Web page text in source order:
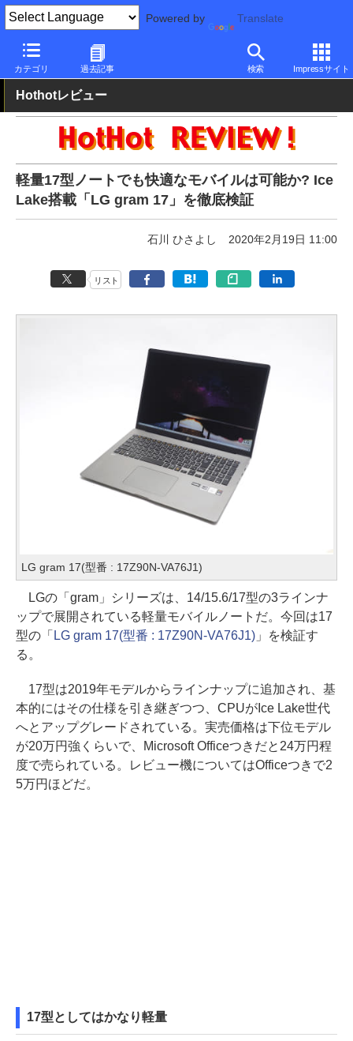
Powered by Translate
カテゴリ 過去記事 検索 Impressサイト
PC Watch パソコン/タブレット/スマートフォン モバイルノート
Hothotレビュー
軽量17型ノートでも快適なモバイルは可能か? Ice
Lake搭載「LG gram 17」を徹底検証
石川 ひさよし 2020年2月19日 11:00
リスト
LG gram 17(型番 : 17Z90N-VA76J1)
LGの「gram」シリーズは、14/15.6/17型の3ラインナ
ップで展開されている軽量モバイルノートだ。今回は17
型の「 LG gram 17(型番 : 17Z90N-VA76J1)」を検証す
る。
17型は2019年モデルからラインナップに追加され、基
本的にはその仕様を引き継ぎつつ、CPUがIce Lake世代
へとアップグレードされている。実売価格は下位モデル
が20万円強くらいで、Microsoft Officeつきだと24万円程
度で売られている。レビュー機についてはOfficeつきで2
5万円ほどだ。
17型としてはかなり軽量